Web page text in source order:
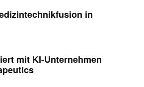
in
mit KI-Unternehmen